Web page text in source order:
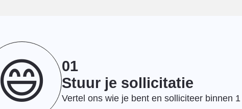
😄
01
Stuur je sollicitatie
Vertel ons wie je bent en solliciteer binnen